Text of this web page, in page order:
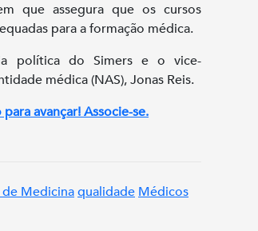
que assegura que os cursos
para a formação médica.
política do Simers e o vice-
médica (NAS), Jonas Reis.
avançar! Associe-se.
de Medicinaqualidade Médicos